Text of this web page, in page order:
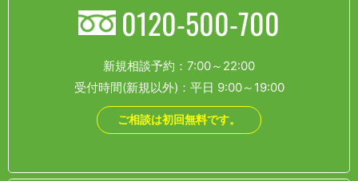
0120-500-700
新規相談予約：7:00～22:00
受付時間(新規以外)：平日 9:00～19:00
ご相談は初回無料です。